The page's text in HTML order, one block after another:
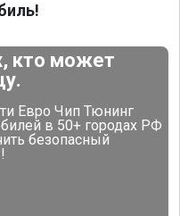
кто может
Евро Чип Тюнинг
в 50+ городах РФ
безопасный